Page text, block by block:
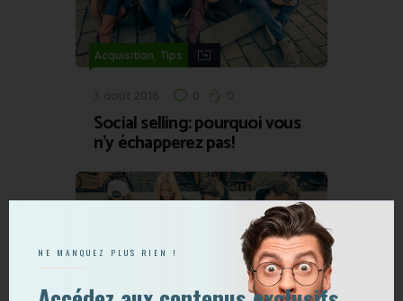
Acquisition, Tips
3 août 2016 0 0
Social selling: pourquoi vous
n’y échapperez pas!
NE MANQUEZ PLUS RIEN !